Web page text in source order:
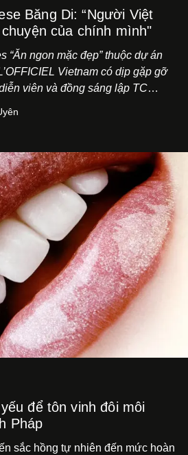
Băng Di: “Người Việt
của chính mình"
“Ăn ngon mặc đẹp” thuộc dự án
Vietnam có dịp gặp gỡ
viên và đồng sáng lập TC
tại TP.HCM.
để tôn vinh đôi môi
Pháp
sắc hồng tự nhiên đến mức hoàn